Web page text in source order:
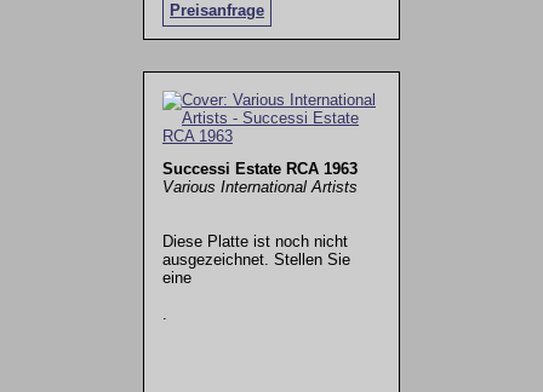
Preisanfrage
Successi Estate RCA 1963
Various International Artists
Diese Platte ist noch nicht
ausgezeichnet. Stellen Sie
eine
.